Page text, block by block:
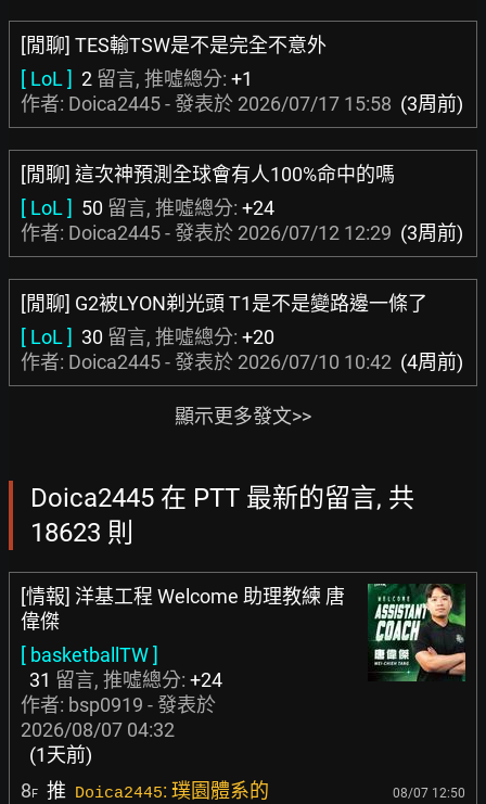
[閒聊] TES輸TSW是不是完全不意外
[ LoL ] 2 留言, 推噓總分: +1
作者: Doica2445 - 發表於 2026/07/17 15:58 (3周前)
[閒聊] 這次神預測全球會有人100%命中的嗎
[ LoL ] 50 留言, 推噓總分: +24
作者: Doica2445 - 發表於 2026/07/12 12:29 (3周前)
[閒聊] G2被LYON剃光頭 T1是不是變路邊一條了
[ LoL ] 30 留言, 推噓總分: +20
作者: Doica2445 - 發表於 2026/07/10 10:42 (4周前)
顯示更多發文>>
Doica2445 在 PTT 最新的留言, 共
18623 則
[情報] 洋基工程 Welcome 助理教練 唐
偉傑
[ basketballTW ]
31 留言, 推噓總分: +24
作者: bsp0919 - 發表於
2026/08/07 04:32
(1天前)
8F 推 Doica2445: 璞園體系的 08/07 12:50